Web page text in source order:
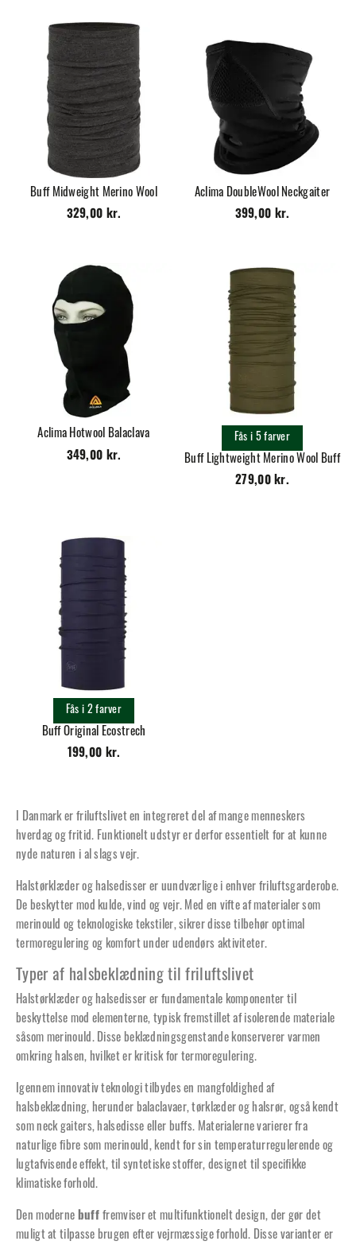
Buff Midweight Merino Wool
329,00 kr.
Aclima DoubleWool Neckgaiter
399,00 kr.
Aclima Hotwool Balaclava
349,00 kr.
Buff Lightweight Merino Wool Buff
279,00 kr.
Fås i 5 farver
Buff Original Ecostrech
199,00 kr.
Fås i 2 farver
I Danmark er friluftslivet en integreret del af mange menneskers
hverdag og fritid. Funktionelt udstyr er derfor essentielt for at kunne
nyde naturen i al slags vejr.
Halstørklæder og halsedisser er uundværlige i enhver friluftsgarderobe.
De beskytter mod kulde, vind og vejr. Med en vifte af materialer som
merinould og teknologiske tekstiler, sikrer disse tilbehør optimal
termoregulering og komfort under udendørs aktiviteter.
Typer af halsbeklædning til friluftslivet
Halstørklæder og halsedisser er fundamentale komponenter til
beskyttelse mod elementerne, typisk fremstillet af isolerende materiale
såsom merinould. Disse beklædningsgenstande konserverer varmen
omkring halsen, hvilket er kritisk for termoregulering.
Igennem innovativ teknologi tilbydes en mangfoldighed af
halsbeklædning, herunder balaclavaer, tørklæder og halsrør, også kendt
som neck gaiters, halsedisse eller buffs. Materialerne varierer fra
naturlige fibre som merinould, kendt for sin temperaturregulerende og
lugtafvisende effekt, til syntetiske stoffer, designet til specifikke
klimatiske forhold.
Den moderne bufffremviser et multifunktionelt design, der gør det
muligt at tilpasse brugen efter vejrmæssige forhold. Disse varianter er